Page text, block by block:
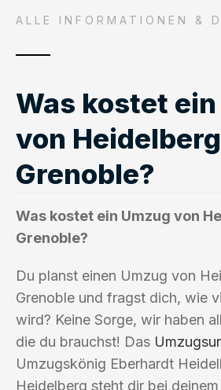
ALLE INFORMATIONEN &
Was kostet
von
Grenoble?
Was kostet ein Umzug von
Grenoble?
Du planst einen Umzug von
Grenoble und fragst dich, wie
wird? Keine Sorge, wir haben
die du brauchst! Das
Umzugskönig Eberhardt
Heidelberg steht dir bei